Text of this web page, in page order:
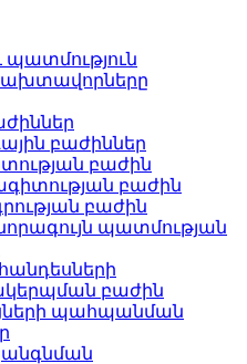
պատմություն
բաժիններ
բաժին
բաժին
բաժին
պատմության
բաժին
պահպանման